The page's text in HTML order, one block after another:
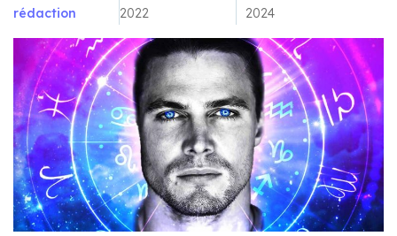
rédaction
2022
2024